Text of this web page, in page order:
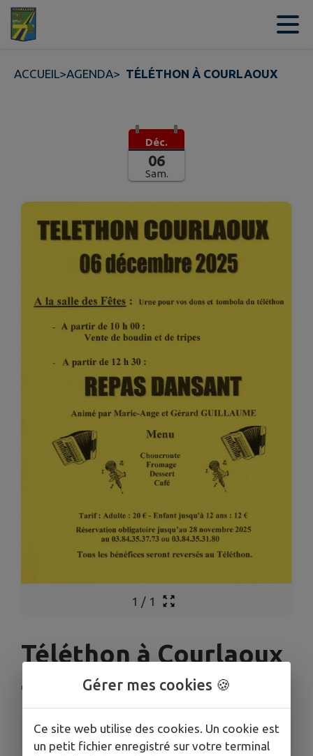
Contenu
ACCUEIL>AGENDA> TÉLÉTHON À COURLAOUX
Déc.
06
Sam.
1 / 1
Téléthon à Courlaoux
Courlaoux
INFORMATIONS PRATIQUES
Gérer mes cookies 🍪
Ce site web utilise des cookies. Un cookie est
un petit fichier enregistré sur votre terminal